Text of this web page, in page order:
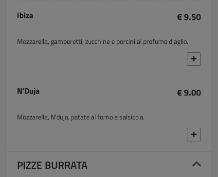
Ibiza € 9.50
Mozzarella, gamberetti, zucchine e porcini al profumo d'aglio.
N'Duja € 9.00
Mozzarella, N'duja, patate al forno e salsiccia.
PIZZE BURRATA